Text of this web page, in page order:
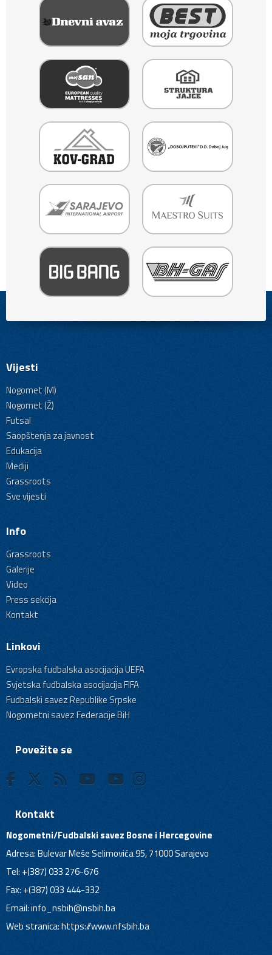
Vijesti
Nogomet (M)
Nogomet (Ž)
Futsal
Saopštenja za javnost
Edukacija
Mediji
Grassroots
Sve vijesti
Info
Grassroots
Galerije
Video
Press sekcija
Kontakt
Linkovi
Evropska fudbalska asocijacija UEFA
Svjetska fudbalska asocijacija FIFA
Fudbalski savez Republike Srpske
Nogometni savez Federacije BiH
Povežite se
Kontakt
Nogometni/Fudbalski savez Bosne i Hercegovine
Adresa: Bulevar Meše Selimovića 95, 71000 Sarajevo
Tel: +(387) 033 276-676
Fax: +(387) 033 444-332
Email:info_nsbih@nsbih.ba
Web stranica: https://www.nfsbih.ba